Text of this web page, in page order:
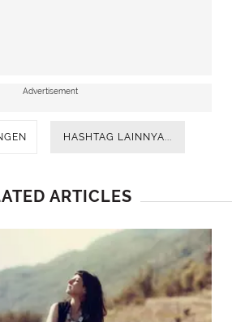
Advertisement
HASHTAG LAINNYA...
ARTICLES